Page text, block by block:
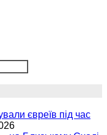
євреїв під час